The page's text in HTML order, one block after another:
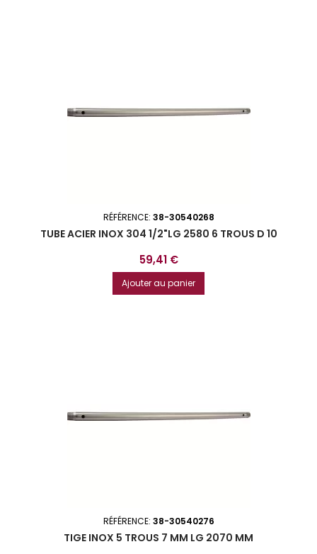
RÉFÉRENCE: 38-30540268
TUBE ACIER INOX 304 1/2"LG 2580 6 TROUS D 10
Prix
59,41 €
Ajouter au panier
RÉFÉRENCE: 38-30540276
TIGE INOX 5 TROUS 7 MM LG 2070 MM